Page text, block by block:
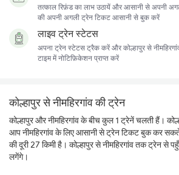
तत्काल रिफ़ंड का लाभ उठायें और आसानी से अपनी
की अपनी अगली ट्रेन टिकट आसानी से बुक करें
लाइव ट्रेन स्टेटस
अपना ट्रेन स्टेटस ट्रैक करें और कोल्हापुर से
टाइम में नोटिफ़िकेशन प्राप्त करें
कोल्हापुर से नीमहिरगांव की ट्रेन
कोल्हापुर और नीमहिरगांव के बीच कुल 1 ट्रेनें चलती हैं।
आप नीमहिरगांव के लिए आसानी से ट्रेन टिकट बुक कर सकते
की दूरी 27 किमी है। कोल्हापुर से नीमहिरगांव तक ट्रेन
लगेंगे।